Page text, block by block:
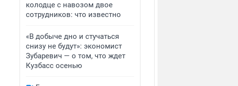
колодце с навозом двое
сотрудников: что известно
«В добыче дно и стучаться
снизу не будут»: экономист
Зубаревич — о том, что ждет
Кузбасс осенью